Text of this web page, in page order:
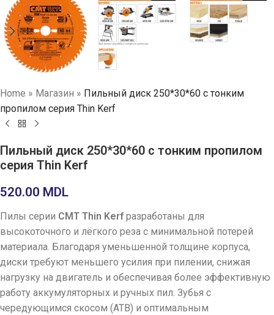
Home » Магазин » Пильный диск 250*30*60 с тонким
пропилом серия Thin Kerf
Пильный диск 250*30*60 с тонким пропилом
серия Thin Kerf
520.00 MDL
Пилы серии CMT Thin Kerf разработаны для
высокоточного и лёгкого реза с минимальной потерей
материала. Благодаря уменьшенной толщине корпуса,
диски требуют меньшего усилия при пилении, снижая
нагрузку на двигатель и обеспечивая более эффективную
работу аккумуляторных и ручных пил. Зубья с
чередующимся скосом (ATB) и оптимальным